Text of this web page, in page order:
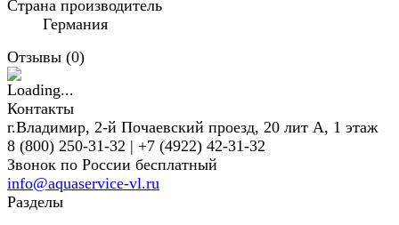
Страна производитель
Германия
Отзывы (0)
Контакты
г.Владимир, 2-й Почаевский проезд, 20 лит А, 1 этаж
8 (800) 250-31-32 | +7 (4922) 42-31-32
Звонок по России бесплатный
info@aquaservice-vl.ru
Разделы